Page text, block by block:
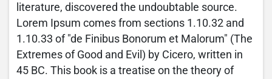
literature, discovered the undoubtable source.
Lorem Ipsum comes from sections 1.10.32 and
1.10.33 of "de Finibus Bonorum et Malorum" (The
Extremes of Good and Evil) by Cicero, written in
45 BC. This book is a treatise on the theory of